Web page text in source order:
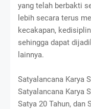
yang telah berbakti
lebih secara terus
kecakapan,
sehingga dapat
lainnya.
Satyalancana Karya
Satyalancana Karya
Satya 20 Tahun, dan